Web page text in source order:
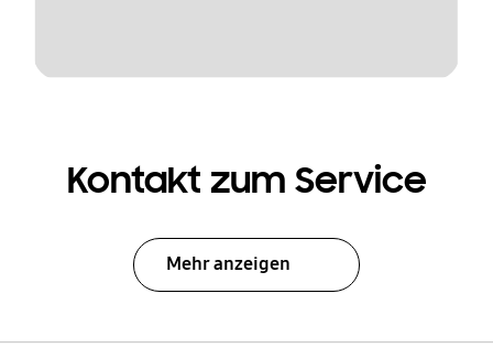
Kontakt zum Service
Mehr anzeigen